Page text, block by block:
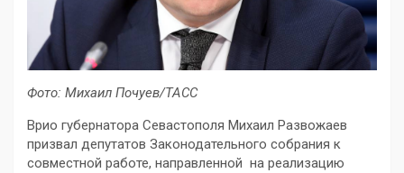
Фото: Михаил Почуев/ТАСС
Врио губернатора Севастополя Михаил Развожаев
призвал депутатов Законодательного собрания к
совместной работе, направленной на реализацию